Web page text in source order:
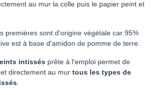
au mur la colle puis le papier peint et
premières sont d'origine végétale car 95%
est à base d'amidon de pomme de terre.
intissés prête à l'emploi permet de
et directement au mur tous les types de
.